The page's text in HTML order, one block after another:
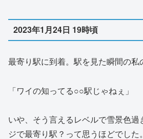
2023年1月24日 19時頃
最寄り駅に到着。駅を見た瞬間の私
「ワイの知ってる○○駅じゃねぇ」
いや、そう言えるレベルで雪景色
ジで最寄り駅？って思うほどでした。